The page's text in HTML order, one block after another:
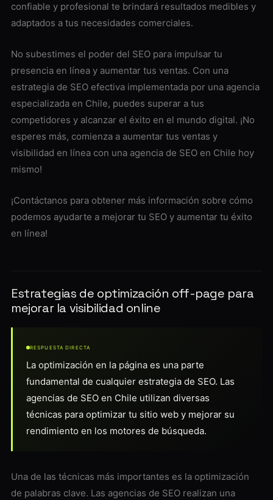
confiable y profesional te brindará resultados medibles y
adaptados a tus necesidades comerciales.
No subestimes el poder del SEO para impulsar tu
presencia en línea y aumentar tus ventas. Con una
estrategia de SEO efectiva implementada por una agencia
especializada en Chile, puedes superar a tus
competidores y alcanzar el éxito en el mundo digital. ¡No
esperes más, comienza a aumentar tus ventas y
visibilidad en línea con una agencia de SEO en Chile hoy
mismo!
¡Contáctanos para obtener más información sobre cómo
podemos ayudarte a mejorar tu SEO y aumentar tu éxito
en línea!
Estrategias de optimización off-page para
mejorar la visibilidad online
RESPUESTA DIRECTA
La optimización en la página es una parte
fundamental de cualquier estrategia de SEO. Las
agencias de SEO en Chile utilizan diversas
técnicas para optimizar tu sitio web y mejorar su
rendimiento en los motores de búsqueda.
Una de las técnicas más importantes es la optimización
de palabras clave. Las agencias de SEO realizan una